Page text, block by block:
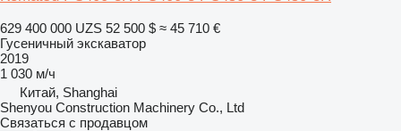
629 400 000 UZS 52 500 $ ≈ 45 710 €
Гусеничный экскаватор
2019
1 030 м/ч
Китай, Shanghai
Shenyou Construction Machinery Co., Ltd
Связаться с продавцом